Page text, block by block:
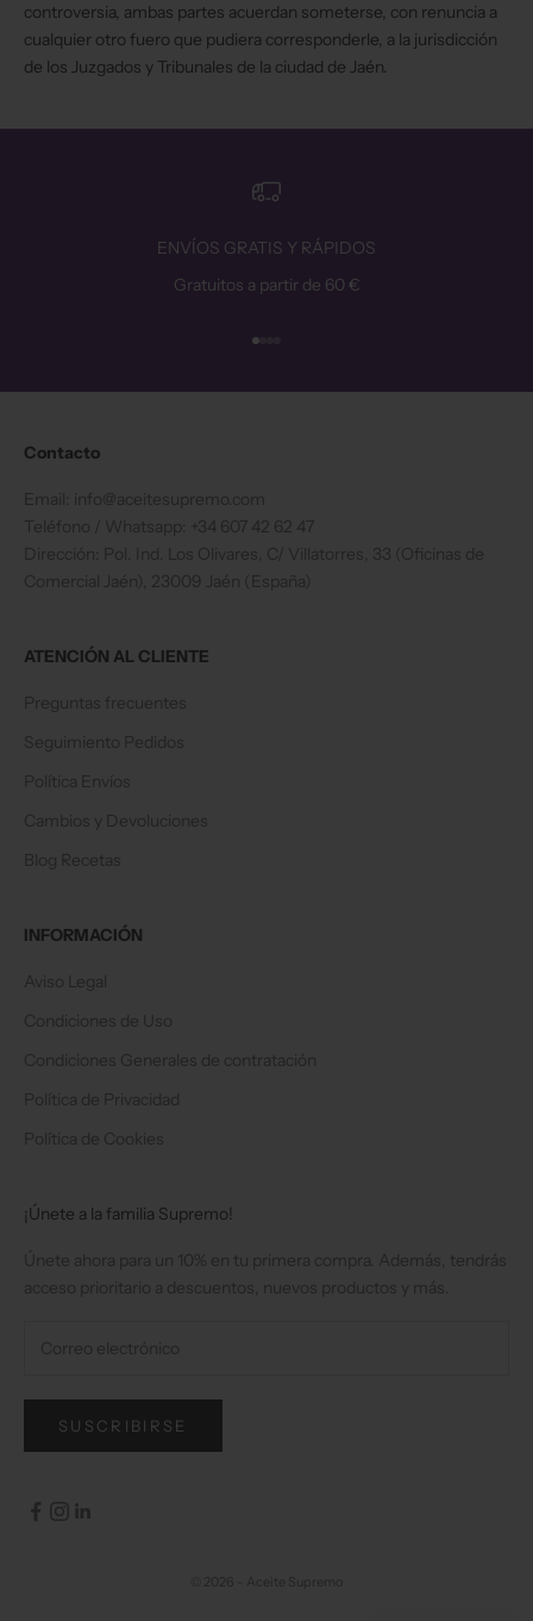
controversia, ambas partes acuerdan someterse, con renuncia a
cualquier otro fuero que pudiera corresponderle, a la jurisdicción
de los Juzgados y Tribunales de la ciudad de Jaén.
ENVÍOS GRATIS Y RÁPIDOS
Gratuitos a partir de 60 €
Ir al artículo 1
Contacto
Email: info@aceitesupremo.com
Teléfono / Whatsapp: +34 607 42 62 47
Dirección: Pol. Ind. Los Olivares, C/ Villatorres, 33 (Oficinas de
Comercial Jaén), 23009 Jaén (España)
ATENCIÓN AL CLIENTE
Preguntas frecuentes
Seguimiento Pedidos
Política Envíos
Cambios y Devoluciones
Blog Recetas
INFORMACIÓN
Aviso Legal
Condiciones de Uso
Condiciones Generales de contratación
Política de Privacidad
Política de Cookies
¡Únete a la familia Supremo!
Únete ahora para un 10% en tu primera compra. Además, tendrás
acceso prioritario a descuentos, nuevos productos y más.
SUSCRIBIRSE
© 2026 - Aceite Supremo